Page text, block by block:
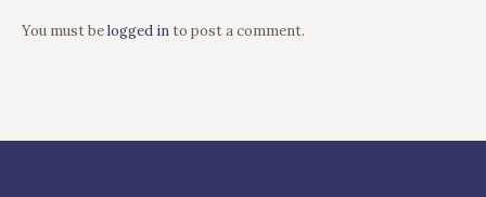
You must belogged in to post a comment.